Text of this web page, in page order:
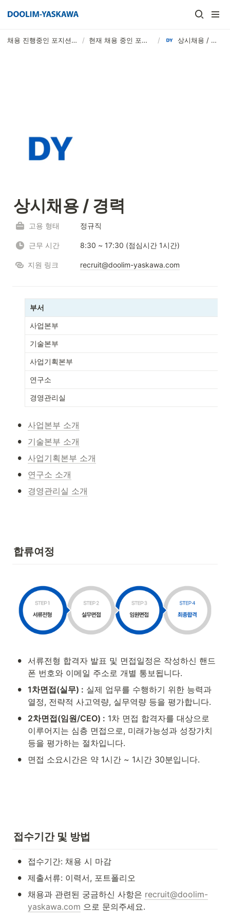
채용 진행중인 포지션 → / 현재 채용 중인 포지션 / 상시채용 / 경력
상시채용 / 경력
고용 형태 정규직
근무 시간 8:30 ~ 17:30 (점심시간 1시간)
지원 링크 recruit@doolim-yaskawa.com
부서
사업본부
기술본부
사업기획본부
연구소
경영관리실
• 사업본부 소개
• 기술본부 소개
• 사업기획본부 소개
• 연구소 소개
• 경영관리실 소개
합류여정
• 서류전형 합격자 발표 및 면접일정은 작성하신 핸드
폰 번호와 이메일 주소로 개별 통보됩니다.
• 1차면접(실무) : 실제 업무를 수행하기 위한 능력과
열정, 전략적 사고역량, 실무역량 등을 평가합니다.
• 2차면접(임원/CEO) : 1차 면접 합격자를 대상으로
이루어지는 심층 면접으로, 미래가능성과 성장가치
등을 평가하는 절차입니다.
• 면접 소요시간은 약 1시간 ~ 1시간 30분입니다.
접수기간 및 방법
• 접수기간: 채용 시 마감
• 제출서류: 이력서, 포트폴리오
• 채용과 관련된 궁금하신 사항은 recruit@doolim-
yaskawa.com 으로 문의주세요.